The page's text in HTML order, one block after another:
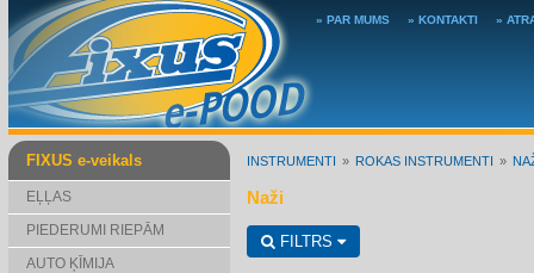
» PAR MUMS » KONTAKTI »
FIXUS e-veikals
EĻĻAS
PIEDERUMI RIEPĀM
AUTO ĶĪMIJA
INSTRUMENTI ROKAS INSTRUMENTI
Naži
FILTRS